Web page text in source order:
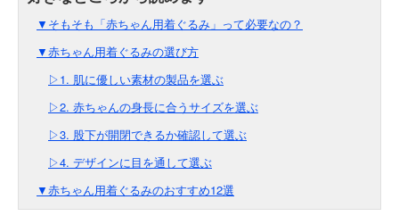
▼そもそも「赤ちゃん用着ぐるみ」って必要なの？
▼赤ちゃん用着ぐるみの選び方
▷1. 肌に優しい素材の製品を選ぶ
▷2. 赤ちゃんの身長に合うサイズを選ぶ
▷3. 股下が開閉できるか確認して選ぶ
▷4. デザインに目を通して選ぶ
▼赤ちゃん用着ぐるみのおすすめ12選